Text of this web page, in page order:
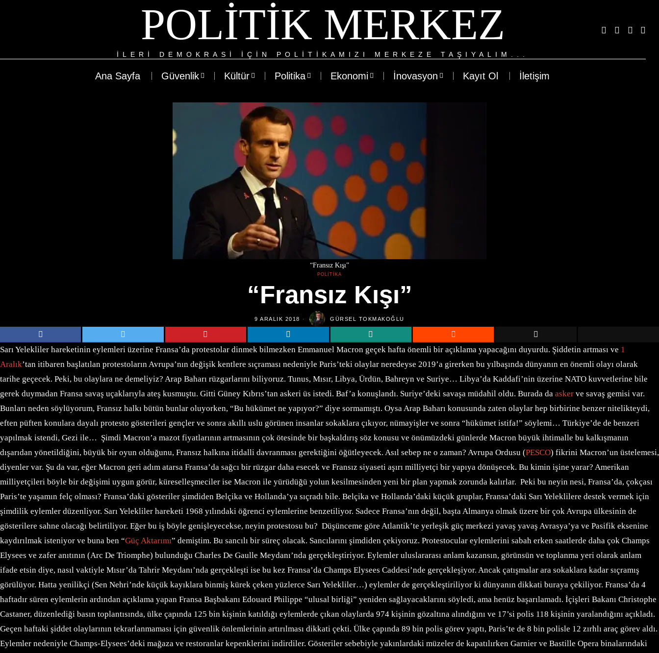
POLITIK MERKEZ
ILERI DEMOKRASI IÇIN POLITIKAMIZI MERKEZE TAŞIYALIM...
Ana Sayfa Güvenlik Kültür Politika Ekonomi İnovasyon Kayıt Ol İletişim
“Fransız Kışı”
POLITIKA
“Fransız Kışı”
9 ARALIK 2018 GÜRSEL TOKMAKOĞLU
Sarı Yelekliler hareketinin eylemleri üzerine Fransa’da protestolar dinmek bilmezken Emmanuel Macron geçek hafta önemli bir açıklama yapacağını duyurdu. Şiddetin artması ve 1
Aralık’tan itibaren başlatılan protestoların Avrupa’nın değişik kentlere sıçraması nedeniyle Paris’teki olaylar neredeyse 2019’a girerken bu yılbaşında dünyanın en önemli olayı olarak
tarihe geçecek. Peki, bu olaylara ne demeliyiz? Arap Baharı rüzgarlarını biliyoruz. Tunus, Mısır, Libya, Ürdün, Bahreyn ve Suriye… Libya’da Kaddafi’nin üzerine NATO kuvvetlerine bile
gerek duymadan Fransa savaş uçaklarıyla ateş kusmuştu. Gitti Güney Kıbrıs’tan askeri üs istedi. Baf’a konuşlandı. Suriye’deki savaşa müdahil oldu. Burada da asker ve savaş gemisi var.
Bunları neden söylüyorum, Fransız halkı bütün bunlar oluyorken, “Bu hükümet ne yapıyor?” diye sormamıştı. Oysa Arap Baharı konusunda zaten olaylar hep birbirine benzer nitelikteydi,
eften püften konulara dayalı protesto gösterileri gençler ve sonra akıllı uslu görünen insanlar sokaklara çıkıyor, nümayişler ve sonra “hükümet istifa!” söylemi… Türkiye’de de benzeri
yapılmak istendi, Gezi ile… Şimdi Macron’a mazot fiyatlarının artmasının çok ötesinde bir başkaldırış söz konusu ve önümüzdeki günlerde Macron büyük ihtimalle bu kalkışmanın
dışarıdan yönetildiğini, büyük bir oyun olduğunu, Fransız halkına itidalli davranması gerektiğini öğütleyecek. Asıl sebep ne o zaman? Avrupa Ordusu (PESCO) fikrini Macron’un üstelemesi,
diyenler var. Şu da var, eğer Macron geri adım atarsa Fransa’da sağcı bir rüzgar daha esecek ve Fransız siyaseti aşırı milliyetçi bir yapıya dönüşecek. Bu kimin işine yarar? Amerikan
milliyetçileri böyle bir değişimi uygun görür, küreselleşmeciler ise Macron ile yürüdüğü yolun kesilmesinden yeni bir plan yapmak zorunda kalırlar. Peki bu neyin nesi, Fransa’da, çokçası
Paris’te yaşamın felç olması? Fransa’daki gösteriler şimdiden Belçika ve Hollanda’ya sıçradı bile. Belçika ve Hollanda’daki küçük gruplar, Fransa’daki Sarı Yeleklilere destek vermek için
şimdilik eylemler düzenliyor. Sarı Yelekliler hareketi 1968 yılındaki öğrenci eylemlerine benzetiliyor. Sadece Fransa’nın değil, başta Almanya olmak üzere bir çok Avrupa ülkesinin de
gösterilere sahne olacağı belirtiliyor. Eğer bu iş böyle genişleyecekse, neyin protestosu bu? Düşünceme göre Atlantik’te yerleşik güç merkezi yavaş yavaş Avrasya’ya ve Pasifik eksenine
kaydırılmak isteniyor ve buna ben “Güç Aktarımı” demiştim. Bu sancılı bir süreç olacak. Sancılarını şimdiden çekiyoruz. Protestocular eylemlerini sabah erken saatlerde daha çok Champs
Elysees ve zafer anıtının (Arc De Triomphe) bulunduğu Charles De Gaulle Meydanı’nda gerçekleştiriyor. Eylemler uluslararası anlam kazansın, görünsün ve toplanma yeri olarak anlam
ifade etsin diye, nasıl vaktiyle Mısır’da Tahrir Meydanı’nda gerçekleşti ise bu kez Fransa’da Champs Elysees Caddesi’nde gerçekleşiyor. Ancak çatışmalar ara sokaklara kadar sıçramış
görülüyor. Hatta yenilikçi (Sen Nehri’nde küçük kayıklara binmiş kürek çeken yüzlerce Sarı Yelekliler…) eylemler de gerçekleştiriliyor ki dünyanın dikkati buraya çekiliyor. Fransa’da 4
haftadır süren eylemlerin ardından açıklama yapan Fransa Başbakanı Edouard Philippe “ulusal birliği” yeniden sağlayacaklarını söyledi, ama henüz başarılamadı. İçişleri Bakanı Christophe
Castaner, düzenlediği basın toplantısında, ülke çapında 125 bin kişinin katıldığı eylemlerde çıkan olaylarda 974 kişinin gözaltına alındığını ve 17’si polis 118 kişinin yaralandığını açıkladı.
Geçen haftaki şiddet olaylarının tekrarlanmaması için güvenlik önlemlerinin artırılması dikkati çekti. Ülke çapında 89 bin polis görev yaptı, Paris’te de 8 bin polisle 12 zırhlı araç görev aldı.
Eylemler nedeniyle Champs-Elysees’deki mağaza ve restoranlar kepenklerini indirdiler. Gösteriler sebebiyle yakınlardaki müzeler de kapatılırken Garnier ve Bastille Opera binalarındaki